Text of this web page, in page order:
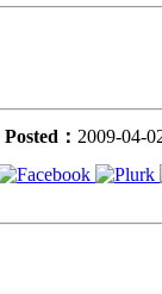
Posted： 2009-04-